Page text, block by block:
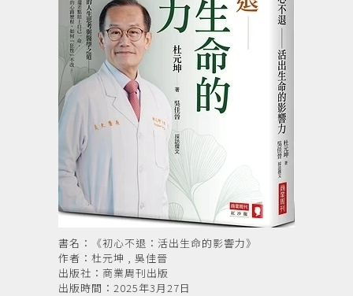
書名：《初心不退：活出生命的影響力》
作者：杜元坤 , 吳佳晉
出版社：商業周刊出版
出版時間：2025年3月27日